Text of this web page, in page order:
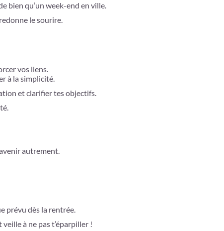
bien qu’un week-end en ville.
le sourire.
vos liens.
à la simplicité.
et clarifier tes objectifs.
autrement.
prévu dès la rentrée.
à ne pas t’éparpiller !